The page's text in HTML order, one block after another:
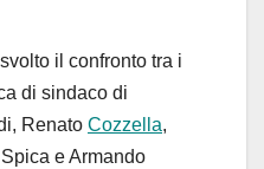
il confronto tra i
di sindaco di
Renato Cozzella,
e Armando